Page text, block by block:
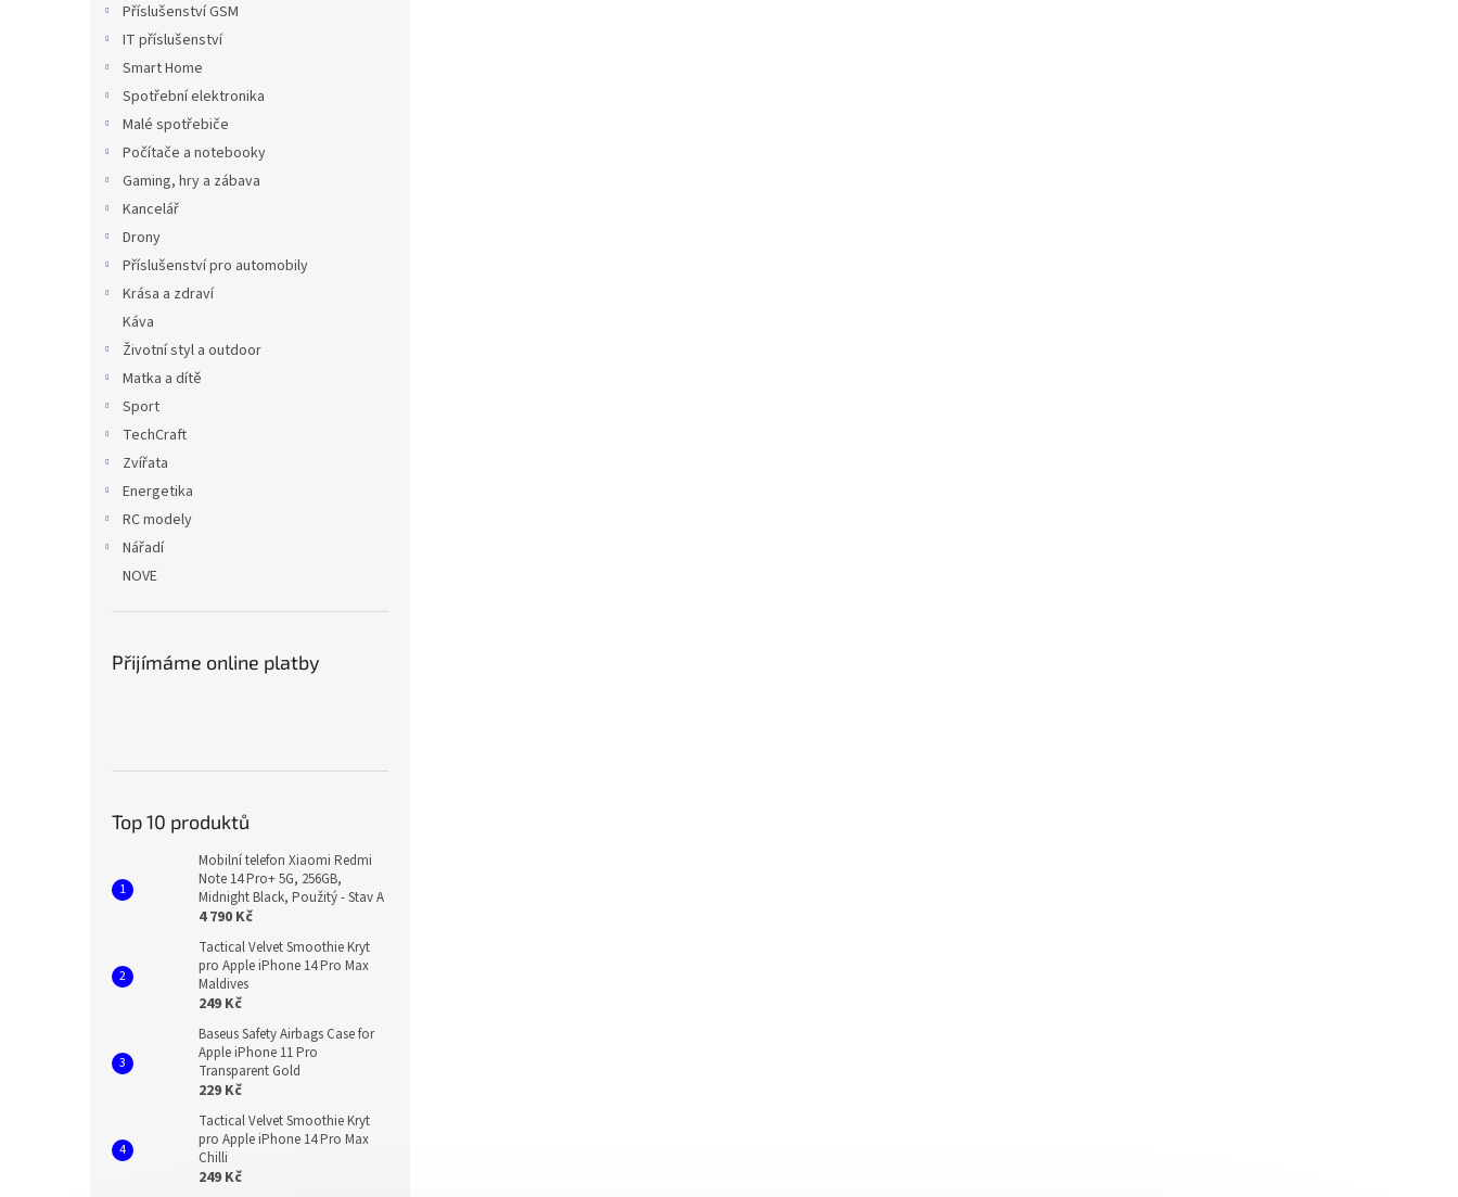
Příslušenství GSM
IT příslušenství
Smart Home
Spotřební elektronika
Malé spotřebiče
Počítače a notebooky
Gaming, hry a zábava
Kancelář
Drony
Příslušenství pro automobily
Krása a zdraví
Káva
Životní styl a outdoor
Matka a dítě
Sport
TechCraft
Zvířata
Energetika
RC modely
Nářadí
NOVE
Přijímáme online platby
Top 10 produktů
Mobilní telefon Xiaomi Redmi
Note 14 Pro+ 5G, 256GB,
Midnight Black, Použitý - Stav A
4 790 Kč
Tactical Velvet Smoothie Kryt
pro Apple iPhone 14 Pro Max
Maldives
249 Kč
Baseus Safety Airbags Case for
Apple iPhone 11 Pro
Transparent Gold
229 Kč
Tactical Velvet Smoothie Kryt
pro Apple iPhone 14 Pro Max
Chilli
249 Kč